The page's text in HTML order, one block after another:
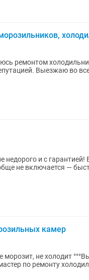
ремонтом
и пригород. Ремонт
недорого и с
не включается —
камер
диагностика 3000 тг | при